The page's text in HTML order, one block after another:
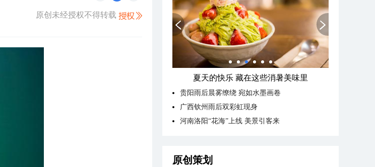
原创未经授权不得转载
夏天的快乐 藏在这些消暑美味里
贵阳雨后晨雾缭绕 宛如水墨画卷
广西钦州雨后双彩虹现身
河南洛阳“花海”上线 美景引客来
原创策划